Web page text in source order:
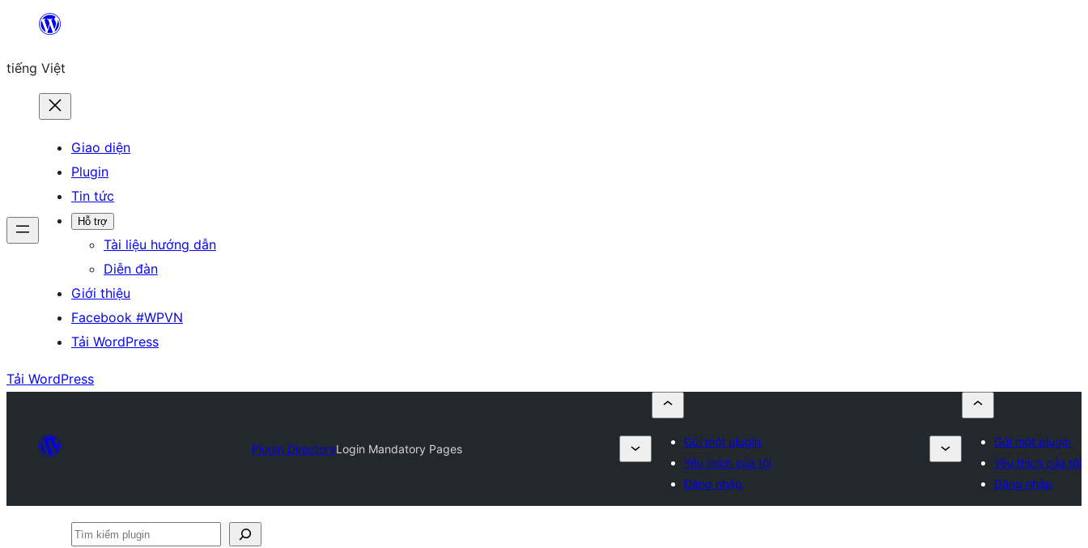
Chuyển
phần
tiếng Việt
Giao diện
Plugin
Tin tức
Hỗ trợ
Tài liệu hướng dẫn
Diễn đàn
Giới thiệu
Facebook #WPVN
Tải WordPress
Tải WordPress
Plugin DirectoryLogin Mandatory Pages
Gửi một plugin
Yêu thích của tôi
Đăng nhập
Gửi một plugin
Yêu thích của tôi
Đăng nhập
Tìm